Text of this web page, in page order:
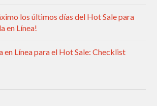
los últimos días del Hot Sale para
en Línea!
en Línea para el Hot Sale: Checklist